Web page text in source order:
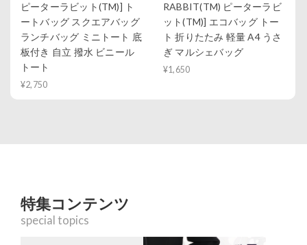
ピーターラビット(TM)] ト
ートバッグ スクエアバッグ
ランチバッグ ミニトート 底
板付き 自立 撥水 ビニール
トート
¥2,750
RABBIT(TM) ピーターラビ
ット(TM)] エコバッグ トー
ト 折りたたみ 軽量 A4 うさ
ぎ マルシェバッグ
¥1,650
特集コンテンツ
special topics